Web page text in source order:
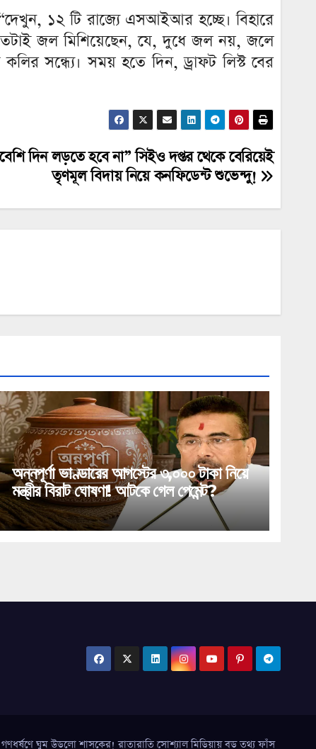
১২ টি রাজ্যে এসআইআর হচ্ছে। বিহারে
জল মিশিয়েছেন, যে, দুধে জল নয়, জলে
সন্ধ্যে। সময় হতে দিন, ড্রাফট লিস্ট বের
দিন লড়তে হবে না” সিইও দপ্তর থেকে বেরিয়েই
তৃণমূল বিদায় নিয়ে কনফিডেন্ট শুভেন্দু!
অন্নপূর্ণা ভাণ্ডারের আগস্টের ৩,০০০ টাকা নিয়ে
মন্ত্রীর বিরাট ঘোষণা! আটকে গেল পেমেন্ট?
ঘুম উড়লো শাসকের! রাতারাতি সোশ্যাল মিডিয়ায় বড় তথ্য ফাঁস